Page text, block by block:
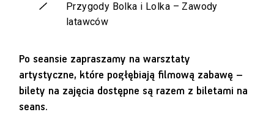
Przygody Bolka i Lolka – Zawody
latawców
Po seansie zapraszamy na warsztaty
artystyczne, które pogłębiają filmową zabawę –
bilety na zajęcia dostępne są razem z biletami na
seans.